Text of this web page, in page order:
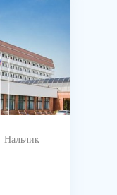
Нальчик